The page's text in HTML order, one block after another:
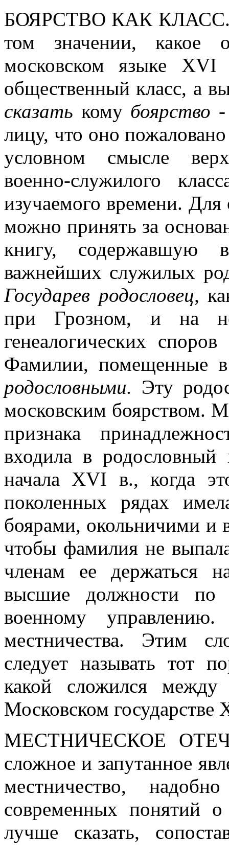
БОЯРСТВО КАК
том значении, какое
московском языке
общественный класс, а
сказать кому боярство
лицу, что оно
условном смысле
военно-служилого
изучаемого времени. Для
можно принять за
книгу, содержавшую
важнейших служилых
Государев родословец,
при Грозном, и на
генеалогических
Фамилии, помещенные в
родословными. Эту
московским боярством.
признака
входила в родословный
начала XVI в., когда
поколенных рядах
боярами, окольничими и
чтобы фамилия не
членам ее держаться
высшие должности по
военному
местничества. Этим
следует называть тот
какой сложился
Московском
МЕСТНИЧЕСКОЕ
сложное и запутанное
местничество,
современных понятий о
лучше сказать,